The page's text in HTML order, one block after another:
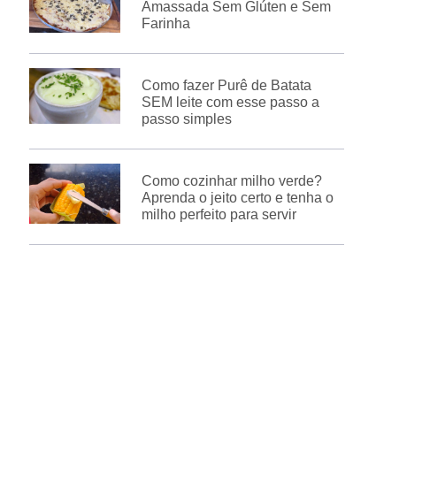
Amassada Sem Glúten e Sem
Farinha
Como fazer Purê de Batata
SEM leite com esse passo a
passo simples
Como cozinhar milho verde?
Aprenda o jeito certo e tenha o
milho perfeito para servir